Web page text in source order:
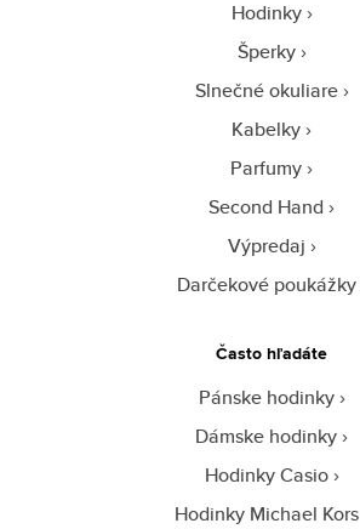
Hodinky
Šperky
Slnečné okuliare
Kabelky
Parfumy
Second Hand
Výpredaj
Darčekové poukážky
Často hľadáte
Pánske hodinky
Dámske hodinky
Hodinky Casio
Hodinky Michael Kors